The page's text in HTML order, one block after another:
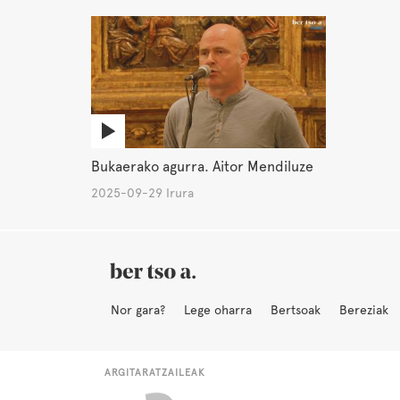
Bukaerako agurra. Aitor Mendiluze
2025-09-29 Irura
Nor gara? Lege oharra Bertsoak Bereziak
ARGITARATZAILEAK